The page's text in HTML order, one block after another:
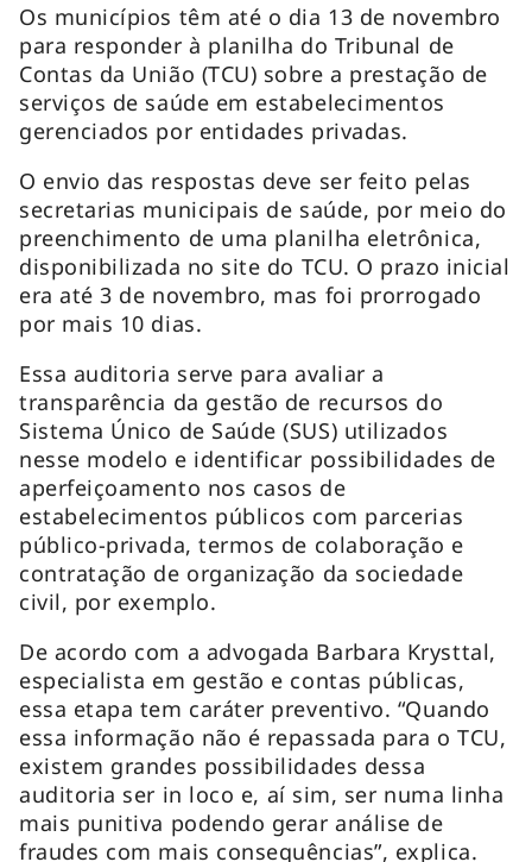
Os municípios têm até o dia 13 de novembro
para responder à planilha do Tribunal de
Contas da União (TCU) sobre a prestação de
serviços de saúde em estabelecimentos
gerenciados por entidades privadas.
O envio das respostas deve ser feito pelas
secretarias municipais de saúde, por meio do
preenchimento de uma planilha eletrônica,
disponibilizada no site do TCU. O prazo inicial
era até 3 de novembro, mas foi prorrogado
por mais 10 dias.
Essa auditoria serve para avaliar a
transparência da gestão de recursos do
Sistema Único de Saúde (SUS) utilizados
nesse modelo e identificar possibilidades de
aperfeiçoamento nos casos de
estabelecimentos públicos com parcerias
público-privada, termos de colaboração e
contratação de organização da sociedade
civil, por exemplo.
De acordo com a advogada Barbara Krysttal,
especialista em gestão e contas públicas,
essa etapa tem caráter preventivo. “Quando
essa informação não é repassada para o TCU,
existem grandes possibilidades dessa
auditoria ser in loco e, aí sim, ser numa linha
mais punitiva podendo gerar análise de
fraudes com mais consequências”, explica.